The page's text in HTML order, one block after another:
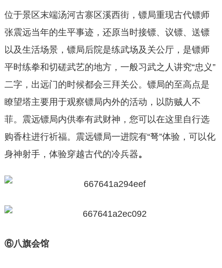
位于景区末端汤河古寨区溪西街，镖局重现古代镖师
张震远当年的生平事迹，还原当时接镖、议镖、送镖
以及生活场景，镖局后院是练武场及关公厅，是镖师
平时练拳和切磋武艺的地方，一般习 武之人讲究“忠义”
二字，出远门的时候都会三拜关公。镖局的至高点是
瞭望塔主要用于观察镖局内外的活动，以防贼人不
菲。震远镖局内供奉有武财神，您可以在这里自行选
购香柱进行祈福。震远镖局一进院有“弩”体验，可以化
身神射手，体验穿越古代的冷兵器。
⑥八旗会馆